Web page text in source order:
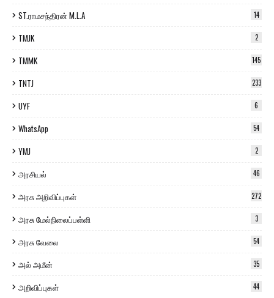
ST.ராமசந்திரன் M.L.A 14
TMJK 2
TMMK 145
TNTJ 233
UYF 6
WhatsApp 54
YMJ 2
அரசியல் 46
அரசு அறிவிப்புகள் 272
அரசு மேல்நிலைப்பள்ளி 3
அரசு வேலை 54
அல் அமீன் 35
அறிவிப்புகள் 44